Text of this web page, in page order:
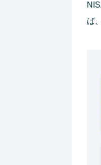
ば